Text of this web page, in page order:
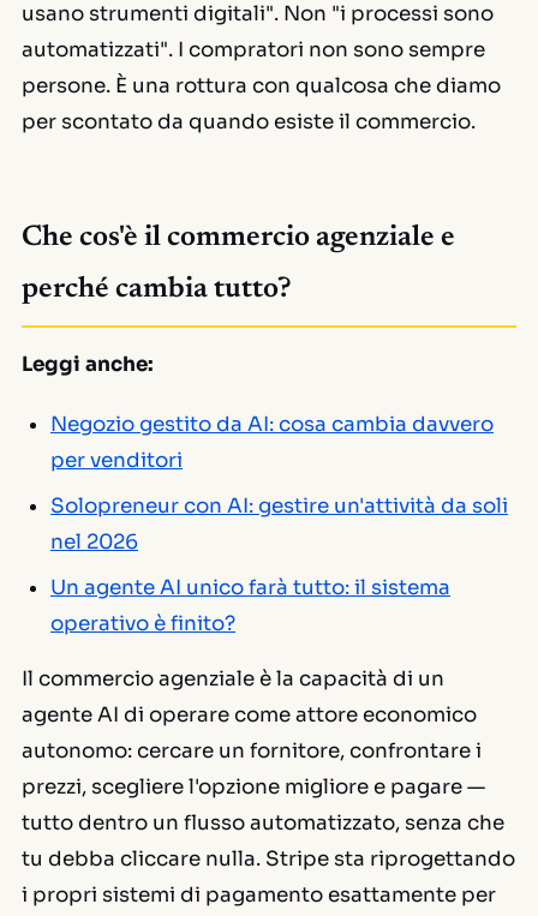
usano strumenti digitali". Non "i processi sono
automatizzati". I compratori non sono sempre
persone. È una rottura con qualcosa che diamo
per scontato da quando esiste il commercio.
Che cos'è il commercio agenziale e
perché cambia tutto?
Leggi anche:
Negozio gestito da AI: cosa cambia davvero
per venditori
Solopreneur con AI: gestire un'attività da soli
nel 2026
Un agente AI unico farà tutto: il sistema
operativo è finito?
Il commercio agenziale è la capacità di un
agente AI di operare come attore economico
autonomo: cercare un fornitore, confrontare i
prezzi, scegliere l'opzione migliore e pagare —
tutto dentro un flusso automatizzato, senza che
tu debba cliccare nulla. Stripe sta riprogettando
i propri sistemi di pagamento esattamente per